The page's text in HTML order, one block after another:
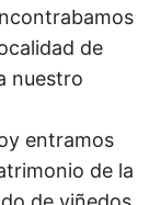
de
nuestro
entramos
de la